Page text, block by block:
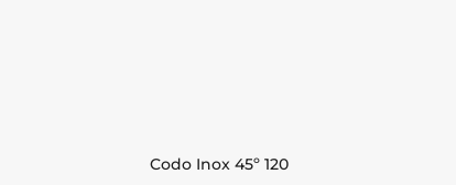
Codo Inox 45º 120